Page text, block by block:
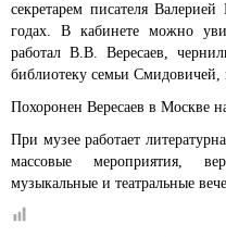
секретарем писателя
годах. В кабинете можно
работал В.В. Вересаев,
библиотеку семьи
Похоронен Вересаев в Москве
При музее работает
массовые мероприятия,
музыкальные и театральные